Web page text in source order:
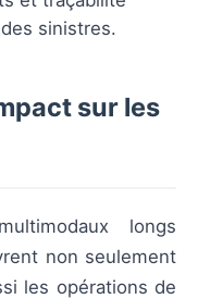
sinistres.
sur les
longs
non seulement
les opérations de